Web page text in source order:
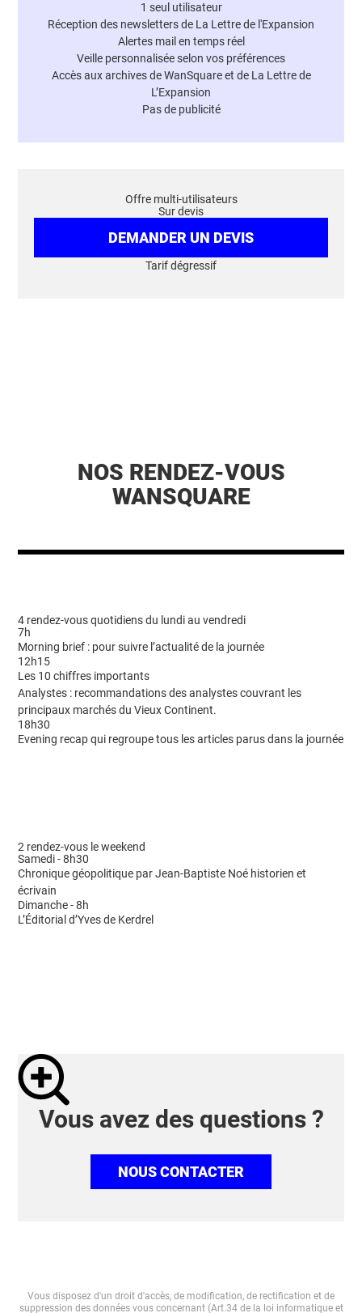
1 seul utilisateur
Réception des newsletters de La Lettre de l'Expansion
Alertes mail en temps réel
Veille personnalisée selon vos préférences
Accès aux archives de WanSquare et de La Lettre de
L’Expansion
Pas de publicité
Offre multi-utilisateurs
Sur devis
DEMANDER UN DEVIS
Tarif dégressif
NOS RENDEZ-VOUS
WANSQUARE
4 rendez-vous quotidiens du lundi au vendredi
7h
Morning brief : pour suivre l’actualité de la journée
12h15
Les 10 chiffres importants
Analystes : recommandations des analystes couvrant les
principaux marchés du Vieux Continent.
18h30
Evening recap qui regroupe tous les articles parus dans la journée
2 rendez-vous le weekend
Samedi - 8h30
Chronique géopolitique par Jean-Baptiste Noé historien et
écrivain
Dimanche - 8h
L’Éditorial d’Yves de Kerdrel
Vous avez des questions ?
NOUS CONTACTER
Vous disposez d'un droit d'accès, de modification, de rectification et de
suppression des données vous concernant (Art.34 de la loi informatique et